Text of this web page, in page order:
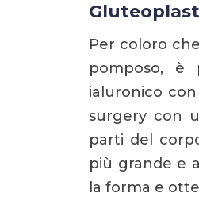
Per coloro
pomposo, è
ialuronico
surgery con
parti del
più grande e
la forma e